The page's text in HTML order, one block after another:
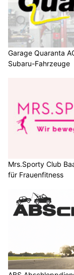
Garage Quaranta
Subaru-Fahrzeuge
Mrs.Sporty Club
für Frauenfitness